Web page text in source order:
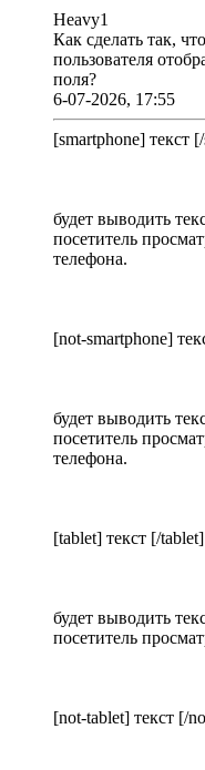
Heavy1
Как сделать так,
пользователя
поля?
6-07-2026, 17:55
[smartphone] текст
будет выводить
посетитель
телефона.
[not-smartphone]
будет выводить
посетитель
телефона.
[tablet] текст [/tablet]
будет выводить
посетитель
[not-tablet] текст [/